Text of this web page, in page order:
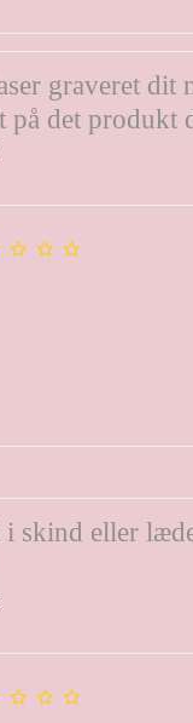
graveret dit
på det produkt
i skind eller